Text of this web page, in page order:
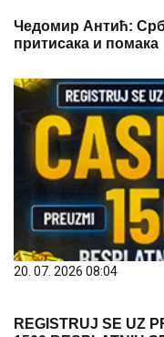
Чедомир Антић:
притисака и помака
20. 07. 2026 08:04
REGISTRUJ SE UZ